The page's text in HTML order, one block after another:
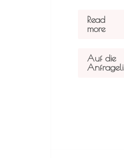
Read
more
Auf die